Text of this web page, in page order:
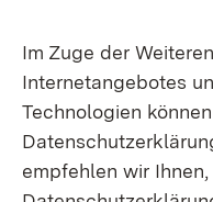
Im Zuge der
Internetangebotes
Technologien
empfehlen wir